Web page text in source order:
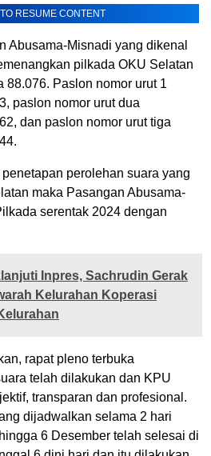
RESUME CONTENT
Abusama-Misnadi yang dikenal
pilkada OKU Selatan
88.076. Paslon nomor urut 1
paslon nomor urut dua
dan paslon nomor urut tiga
perolehan suara yang
maka Pasangan Abusama-
serentak 2024 dengan
Inpres, Sachrudin Gerak
Kelurahan Koperasi
rapat pleno terbuka
telah dilakukan dan KPU
transparan dan profesional.
dijadwalkan selama 2 hari
6 Desember telah selesai di